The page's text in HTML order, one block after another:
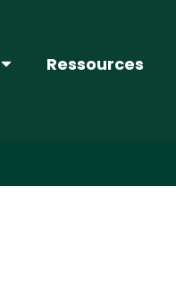
Ressources